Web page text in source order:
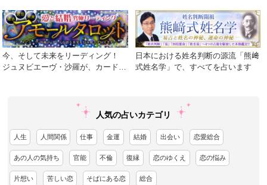
今、そして未来をリーディング！
ジュヌビエーヴ・沙羅が、カードが
日本における姓名判断の源流「熊﨑
式姓名学」で、すべてを占います
人気の占いカテゴリ
人生 人間関係 仕事 金運 結婚 出会い 恋愛総合
あの人の気持ち 官能 不倫 復縁 恋のゆくえ 恋の悩み
片想い 苦しい恋 そばにある恋 総合